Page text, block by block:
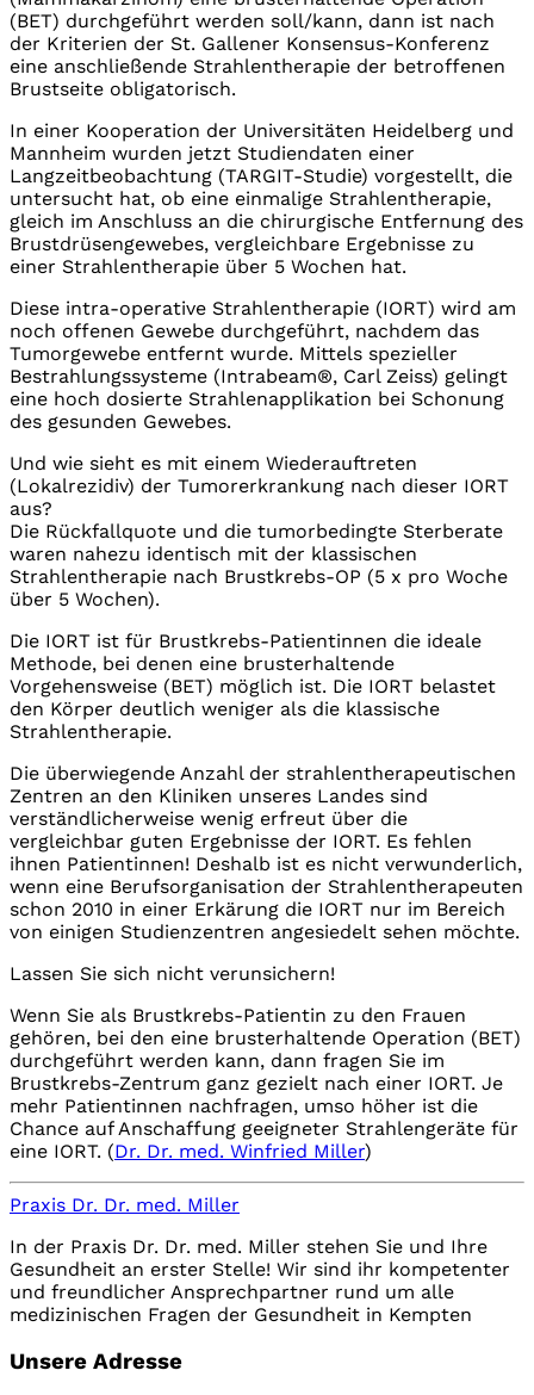
(BET) durchgeführt werden soll/kann, dann ist nach
der Kriterien der St. Gallener Konsensus-Konferenz
eine anschließende Strahlentherapie der betroffenen
Brustseite obligatorisch.
In einer Kooperation der Universitäten Heidelberg und
Mannheim wurden jetzt Studiendaten einer
Langzeitbeobachtung (TARGIT-Studie) vorgestellt, die
untersucht hat, ob eine einmalige Strahlentherapie,
gleich im Anschluss an die chirurgische Entfernung des
Brustdrüsengewebes, vergleichbare Ergebnisse zu
einer Strahlentherapie über 5 Wochen hat.
Diese intra-operative Strahlentherapie (IORT) wird am
noch offenen Gewebe durchgeführt, nachdem das
Tumorgewebe entfernt wurde. Mittels spezieller
Bestrahlungssysteme (Intrabeam®, Carl Zeiss) gelingt
eine hoch dosierte Strahlenapplikation bei Schonung
des gesunden Gewebes.
Und wie sieht es mit einem Wiederauftreten
(Lokalrezidiv) der Tumorerkrankung nach dieser IORT
aus?
Die Rückfallquote und die tumorbedingte Sterberate
waren nahezu identisch mit der klassischen
Strahlentherapie nach Brustkrebs-OP (5 x pro Woche
über 5 Wochen).
Die IORT ist für Brustkrebs-Patientinnen die ideale
Methode, bei denen eine brusterhaltende
Vorgehensweise (BET) möglich ist. Die IORT belastet
den Körper deutlich weniger als die klassische
Strahlentherapie.
Die überwiegende Anzahl der strahlentherapeutischen
Zentren an den Kliniken unseres Landes sind
verständlicherweise wenig erfreut über die
vergleichbar guten Ergebnisse der IORT. Es fehlen
ihnen Patientinnen! Deshalb ist es nicht verwunderlich,
wenn eine Berufsorganisation der Strahlentherapeuten
schon 2010 in einer Erkärung die IORT nur im Bereich
von einigen Studienzentren angesiedelt sehen möchte.
Lassen Sie sich nicht verunsichern!
Wenn Sie als Brustkrebs-Patientin zu den Frauen
gehören, bei den eine brusterhaltende Operation (BET)
durchgeführt werden kann, dann fragen Sie im
Brustkrebs-Zentrum ganz gezielt nach einer IORT. Je
mehr Patientinnen nachfragen, umso höher ist die
Chance auf Anschaffung geeigneter Strahlengeräte für
eine IORT. (Dr. Dr. med. Winfried Miller)
Praxis Dr. Dr. med. Miller
In der Praxis Dr. Dr. med. Miller stehen Sie und Ihre
Gesundheit an erster Stelle! Wir sind ihr kompetenter
und freundlicher Ansprechpartner rund um alle
medizinischen Fragen der Gesundheit in Kempten
Unsere Adresse